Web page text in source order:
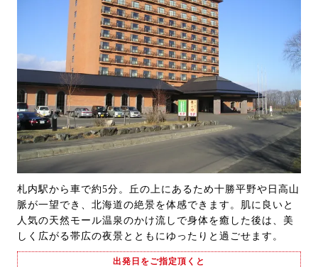
札内駅から車で約5分。丘の上にあるため十勝平野や日高山
脈が一望でき、北海道の絶景を体感できます。肌に良いと
人気の天然モール温泉のかけ流しで身体を癒した後は、美
しく広がる帯広の夜景とともにゆったりと過ごせます。
出発日をご指定頂くと